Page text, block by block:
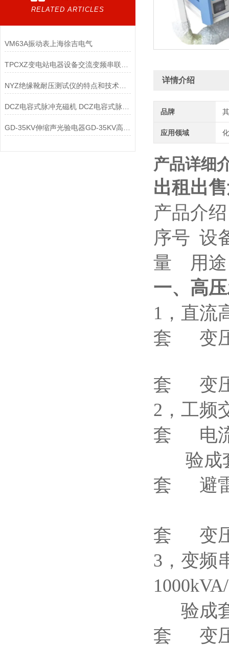
详情介绍
品牌
应用领域
产品详细
出租出
产品介
序
量 用途
一、高
1，直
套 变压
套 变压
2，工
套 电流
验成
套 避雷
套 变压
3，变
验
套 变压
RELATED ARTICLES
VM63A振动表上海徐吉电气
NYZ绝缘靴耐压测试仪的特点和技术参数